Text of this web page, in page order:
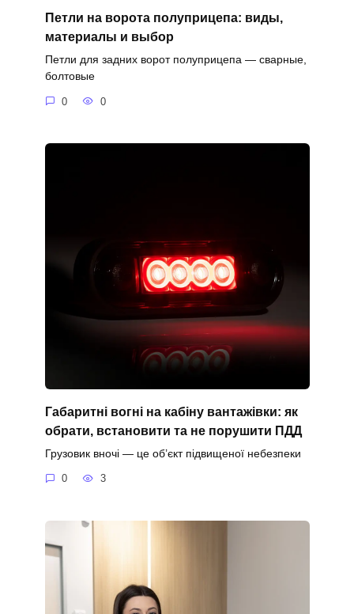
Петли на ворота полуприцепа: виды,
материалы и выбор
Петли для задних ворот полуприцепа — сварные,
болтовые
0 0
Габаритні вогні на кабіну вантажівки: як
обрати, встановити та не порушити ПДД
Грузовик вночі — це об’єкт підвищеної небезпеки
0 3